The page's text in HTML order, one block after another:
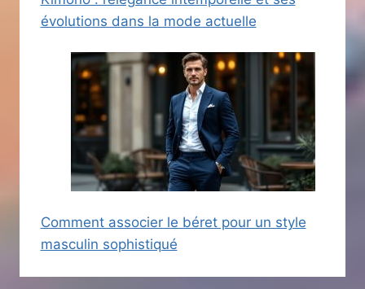
évolutions dans la mode actuelle
Comment associer le béret pour un style
masculin sophistiqué